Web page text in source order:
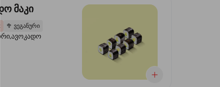
მაკი
2 🥦 ვეგანური